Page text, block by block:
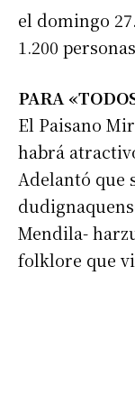
Dirección de
el domingo
1.200
PARA
El Paisano
habrá
Adelantó que
Mendila-
folklore que